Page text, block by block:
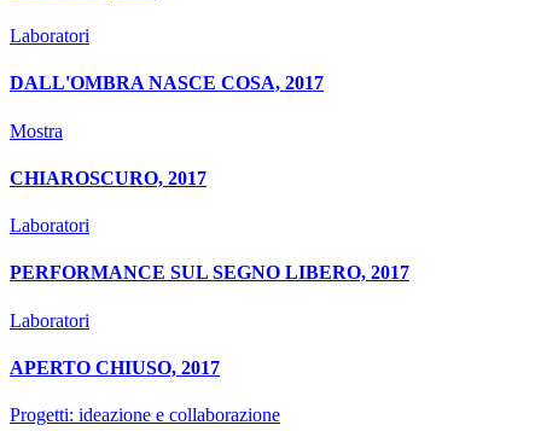
Laboratori
DALL'OMBRA NASCE COSA, 2017
Mostra
CHIAROSCURO, 2017
Laboratori
PERFORMANCE SUL SEGNO LIBERO, 2017
Laboratori
APERTO CHIUSO, 2017
Progetti: ideazione e collaborazione